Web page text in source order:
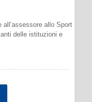
allo Sport
delle istituzioni e